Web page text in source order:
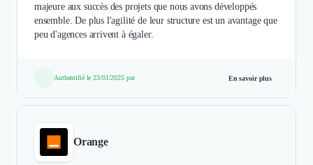
majeure aux succès des projets que nous avons développés
ensemble. De plus l'agilité de leur structure est un avantage que
peu d'agences arrivent à égaler.
Authentifié le 23/01/2025 par En savoir plus
Orange